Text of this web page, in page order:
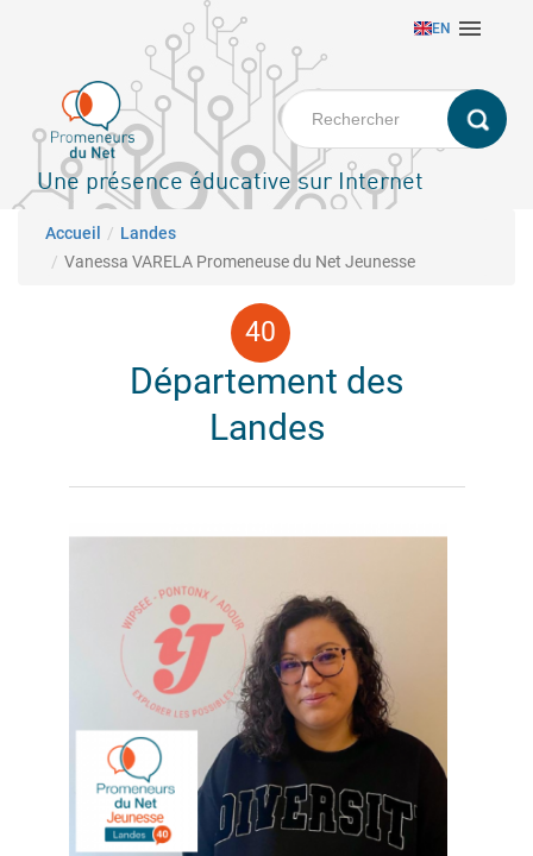
principal
EN 
Une présence éducative sur Internet
Fil d'Ariane
Accueil
Landes
Vanessa VARELA Promeneuse du Net Jeunesse
Département des
Landes